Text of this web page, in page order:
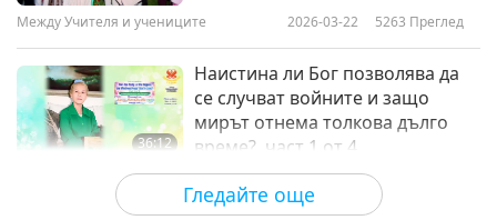
Гледайте още
Между Учителя и учениците 2026-03-22 5263 Преглед
36:12
Наистина ли Бог позволява да
се случват войните и защо
мирът отнема толкова дълго
време?, част 1 от 4
Между Учителя и учениците 2026-03-18 6476